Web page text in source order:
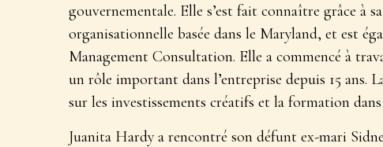
gouvernementale. Elle s’est fait connaître grâce à
organisationnelle basée dans le Maryland, et est
Management Consultation. Elle a commencé à
un rôle important dans l’entreprise depuis 15 ans.
sur les investissements créatifs et la formation
Juanita Hardy a rencontré son défunt ex-mari